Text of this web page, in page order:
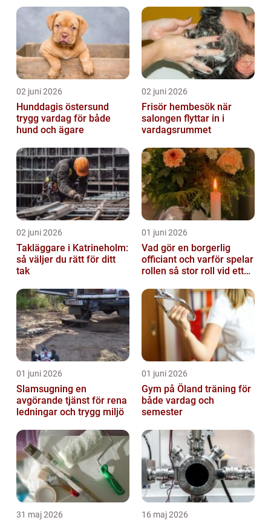
02 juni 2026
Hunddagis östersund
trygg vardag för både
hund och ägare
02 juni 2026
Frisör hembesök när
salongen flyttar in i
vardagsrummet
02 juni 2026
Takläggare i Katrineholm:
så väljer du rätt för ditt
tak
01 juni 2026
Vad gör en borgerlig
officiant och varför spelar
rollen så stor roll vid ett
01 juni 2026
Slamsugning en
avgörande tjänst för rena
ledningar och trygg miljö
01 juni 2026
Gym på Öland träning för
både vardag och
semester
31 maj 2026 16 maj 2026